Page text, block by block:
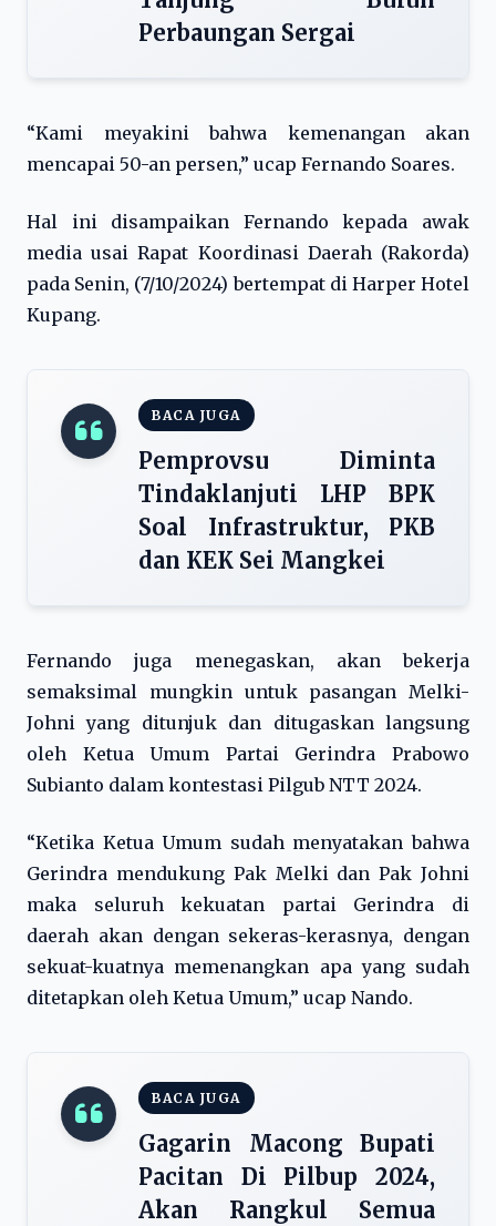
Perbaungan Sergai
“Kami meyakini bahwa kemenangan akan
mencapai 50-an persen,” ucap Fernando Soares.
Hal ini disampaikan Fernando kepada awak
media usai Rapat Koordinasi Daerah (Rakorda)
pada Senin, (7/10/2024) bertempat di Harper Hotel
Kupang.
BACA JUGA
Pemprovsu Diminta
Tindaklanjuti LHP BPK
Soal Infrastruktur, PKB
dan KEK Sei Mangkei
Fernando juga menegaskan, akan bekerja
semaksimal mungkin untuk pasangan Melki-
Johni yang ditunjuk dan ditugaskan langsung
oleh Ketua Umum Partai Gerindra Prabowo
Subianto dalam kontestasi Pilgub NTT 2024.
“Ketika Ketua Umum sudah menyatakan bahwa
Gerindra mendukung Pak Melki dan Pak Johni
maka seluruh kekuatan partai Gerindra di
daerah akan dengan sekeras-kerasnya, dengan
sekuat-kuatnya memenangkan apa yang sudah
ditetapkan oleh Ketua Umum,” ucap Nando.
BACA JUGA
Gagarin Macong Bupati
Pacitan Di Pilbup 2024,
Akan Rangkul Semua